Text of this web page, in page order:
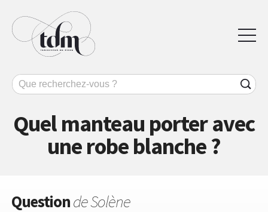
Quel manteau porter avec
une robe blanche ?
Questionde Solène